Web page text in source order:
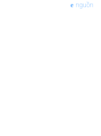
nguồn